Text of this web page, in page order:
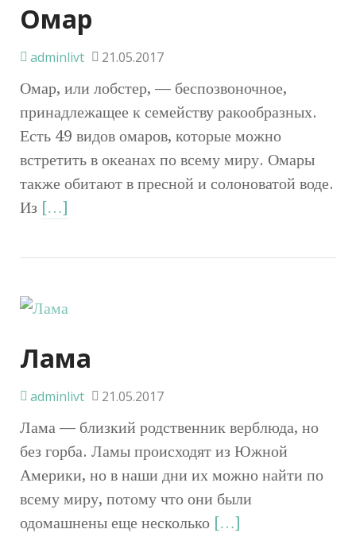
Омар
adminlivt 21.05.2017
Омар, или лобстер, — беспозвоночное,
принадлежащее к семейству ракообразных.
Есть 49 видов омаров, которые можно
встретить в океанах по всему миру. Омары
также обитают в пресной и солоноватой воде.
Из […]
Лама
adminlivt 21.05.2017
Лама — близкий родственник верблюда, но
без горба. Ламы происходят из Южной
Америки, но в наши дни их можно найти по
всему миру, потому что они были
одомашнены еще несколько […]